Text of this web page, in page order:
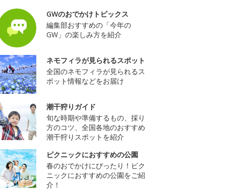
GWのおでかけトピックス
編集部おすすめの「今年の
GW」の楽しみ方を紹介
ネモフィラが見られるスポット
全国のネモフィラが見られるス
ポット情報などをお届け
潮干狩りガイド
旬な時期や準備するもの、採り
方のコツ、全国各地のおすすめ
潮干狩りスポットを紹介
ピクニックにおすすめの公園
春のおでかけにぴったり！ピク
ニックにおすすめの公園をご紹
介！